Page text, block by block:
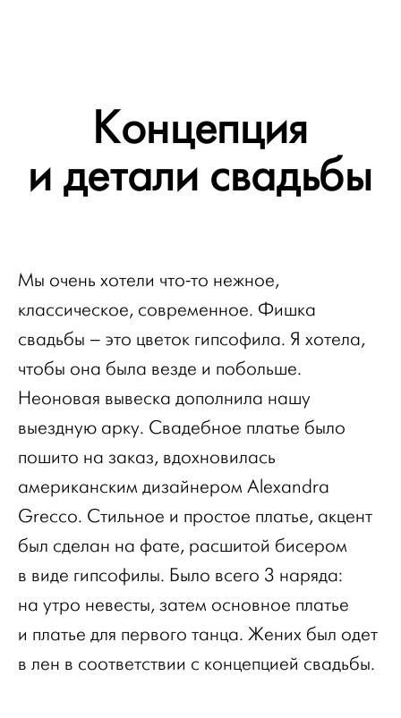
Концепция
и детали свадьбы
Мы очень хотели что-то нежное,
классическое, современное. Фишка
свадьбы – это цветок гипсофила. Я хотела,
чтобы она была везде и побольше.
Неоновая вывеска дополнила нашу
выездную арку. Свадебное платье было
пошито на заказ, вдохновилась
американским дизайнером Alexandra
Grecco. Стильное и простое платье, акцент
был сделан на фате, расшитой бисером
в виде гипсофилы. Было всего 3 наряда:
на утро невесты, затем основное платье
и платье для первого танца. Жених был одет
в лен в соответствии с концепцией свадьбы.